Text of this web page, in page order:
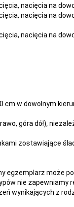
nacięcia na
nacięcia na
nacięcia na
w dowolnym
góra dół),
zostawiające
egzemplarz może
nie zapewniamy
wynikających z